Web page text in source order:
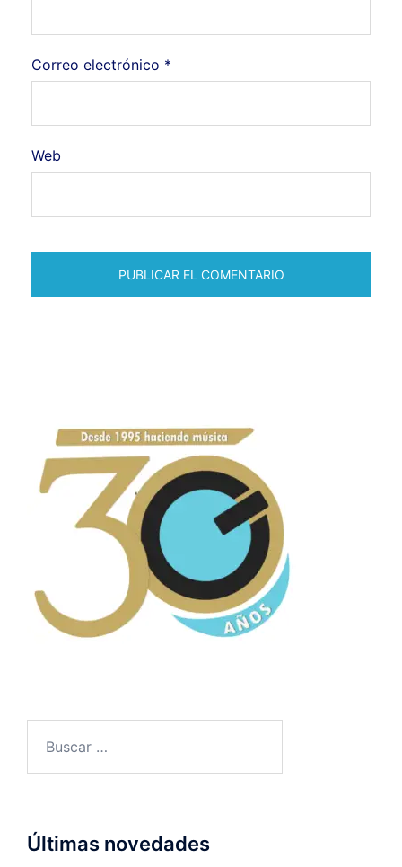
Correo electrónico *
Web
Últimas novedades